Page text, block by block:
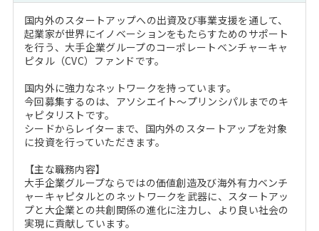
MBAを生かす求人特集
年齢と年収の相関図
MBA NETWORKING
国内外のスタートアップへの出資及び事業支援を通して、
起業家が世界にイノベーションをもたらすためのサポート
を行う、大手企業グループのコーポレートベンチャーキャ
ピタル（CVC）ファンドです。
国内外に強力なネットワークを持っています。
今回募集するのは、アソシエイト～プリンシパルまでのキ
ャピタリストです。
シードからレイターまで、国内外のスタートアップを対象
に投資を行っていただきます。
【主な職務内容】
大手企業グループならではの価値創造及び海外有力ベンチ
ャーキャピタルとのネットワークを武器に、スタートアッ
プと大企業との共創関係の進化に注力し、より良い社会の
実現に貢献しています。